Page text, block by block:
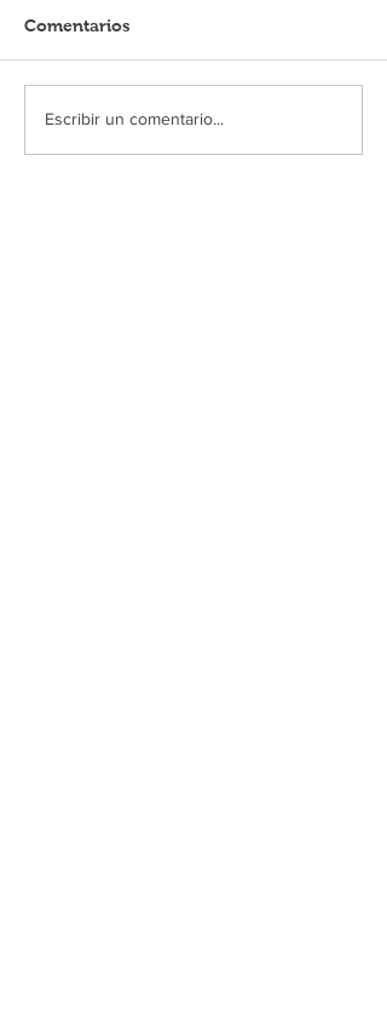
Comentarios
Escribir un comentario...